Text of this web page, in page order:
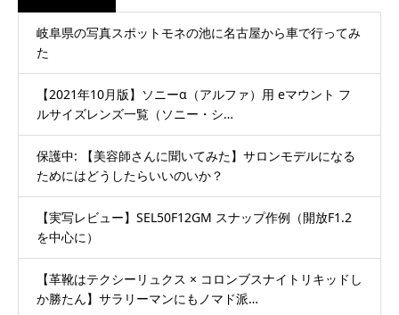
岐阜県の写真スポットモネの池に名古屋から車で行ってみ
た
【2021年10月版】ソニーα（アルファ）用 eマウント フ
ルサイズレンズ一覧（ソニー・シ…
保護中: 【美容師さんに聞いてみた】サロンモデルになる
ためにはどうしたらいいのいか？
【実写レビュー】SEL50F12GM スナップ作例（開放F1.2
を中心に）
【革靴はテクシーリュクス × コロンブスナイトリキッドし
か勝たん】サラリーマンにもノマド派…